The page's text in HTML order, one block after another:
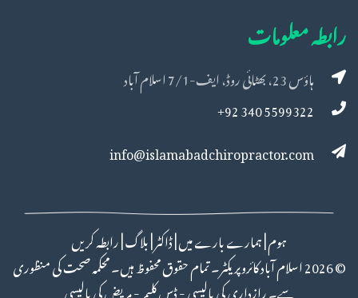
رابطہ معلومات
ہاؤس 23، بھٹائی روڈ، ایف-7/1 اسلام آباد
5599322 340 92+
info@islamabadchiropractor.com
ہوم|ہمارے بارے میں|ڈاکٹر|بلاگ|رابطہ کریں
©
2026 اسلام آباد کائروپریکٹر۔ تمام حقوق محفوظ ہیں۔ محکمہ صحت کی منظوری
سے۔رازداری کی پالیسی-ڈس کلیمر-مریض کی پالیسی